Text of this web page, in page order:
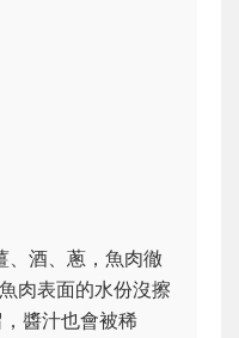
、酒、蔥，魚肉徹
肉表面的水份沒擦
醬汁也會被稀